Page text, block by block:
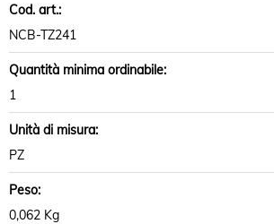
Cod. art.:
NCB-TZ241
Quantità minima ordinabile:
1
Unità di misura:
PZ
Peso:
0,062 Kg